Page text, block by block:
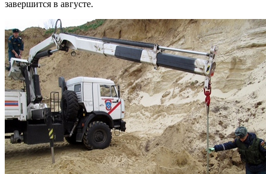
завершится в августе.